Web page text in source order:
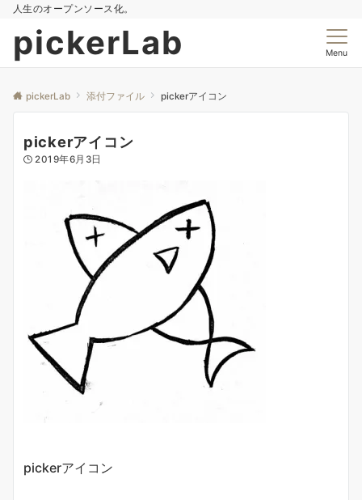
人生のオープンソース化。
pickerLab Menu
pickerLab 添付ファイル pickerアイコン
pickerアイコン
2019年6月3日
pickerアイコン